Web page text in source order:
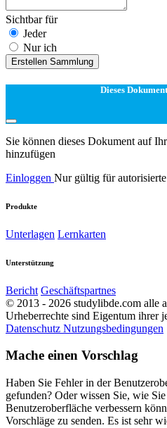
Sichtbar für
Jeder
Nur ich
Erstellen Sammlung
Dieses
Sie können dieses Dokument auf
hinzufügen
Einloggen Nur gültig für
Produkte
Unterlagen Lernkarten
Unterstützung
Bericht Geschäftspartnes
© 2013 - 2026 studylibde.com alle
Urheberrechte sind Eigentum ihrer
Datenschutz Nutzungsbedingungen
Mache einen Vorschlag
Haben Sie Fehler in der
gefunden? Oder wissen Sie, wie
Benutzeroberfläche verbessern
Vorschläge zu senden. Es ist sehr